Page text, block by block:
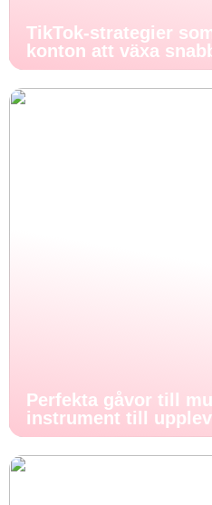
TikTok-strategier
konton att växa
Perfekta gåvor till
instrument till